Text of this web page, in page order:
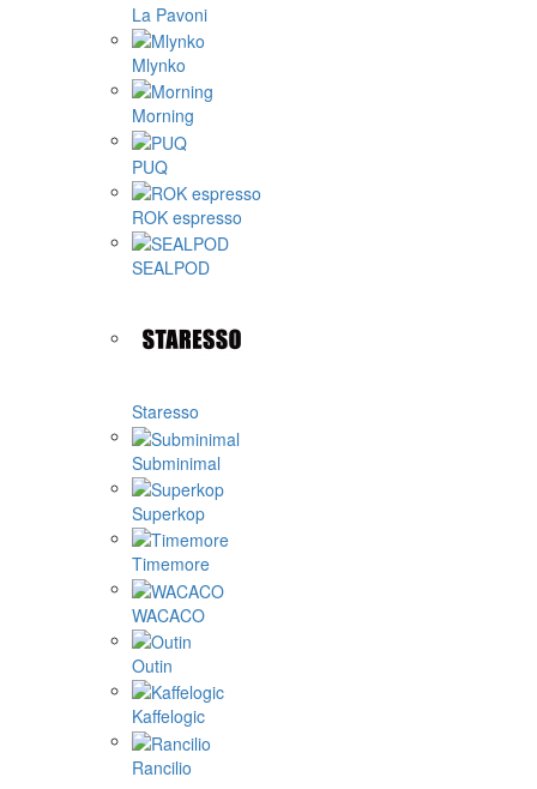
La Pavoni
Mlynko
Morning
PUQ
ROK espresso
SEALPOD
Staresso
Subminimal
Superkop
Timemore
WACACO
Outin
Kaffelogic
Rancilio